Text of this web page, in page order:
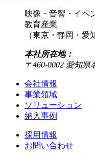
映像・音響・イベ
教育産業
（東京・静岡・愛
本社所在地：
〒460-0002 愛知
会社情報
事業領域
ソリューション
納入事例
採用情報
お問い合わせ